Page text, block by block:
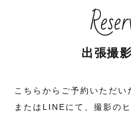
出張撮
こちらからご予約いただ
またはLINEにて、撮影の